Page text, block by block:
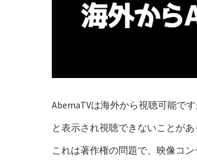
AbemaTVは海外から視聴可能で
と表示され視聴できないことがあ
これは著作権の問題で、映像コ